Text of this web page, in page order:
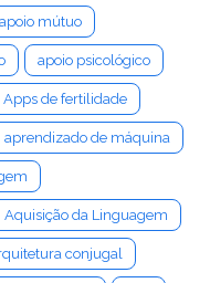
apoio mútuo
apoio psicológico
Apps de fertilidade
aprendizado de máquina
Aquisição da Linguagem
conjugal